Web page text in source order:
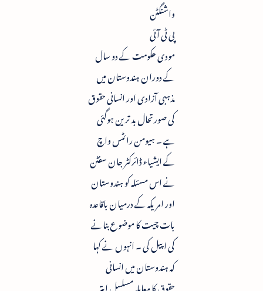
واشنگٹن
پی ٹی آئی
مودی حکومت کے دو سال
کے دوران ہندوستان میں
مذہبی آزادی اور انسانی حقوق
کی صورتحال بد ترین ہوگئی
ہے ۔ ہیومن رائٹس واچ
کے ایشیاء ڈائرکٹر جان سفٹن
نے اس مسئلہ کو ہندوستان
اور امریکہ کے درمیان باقاعدہ
بات چیت کا موضوع بنانے
کی اپیل کی ۔ انہوں نے کہا
کہ ہندوستان میں انسانی
حقوق کا معاملہ مسلسل ابتر